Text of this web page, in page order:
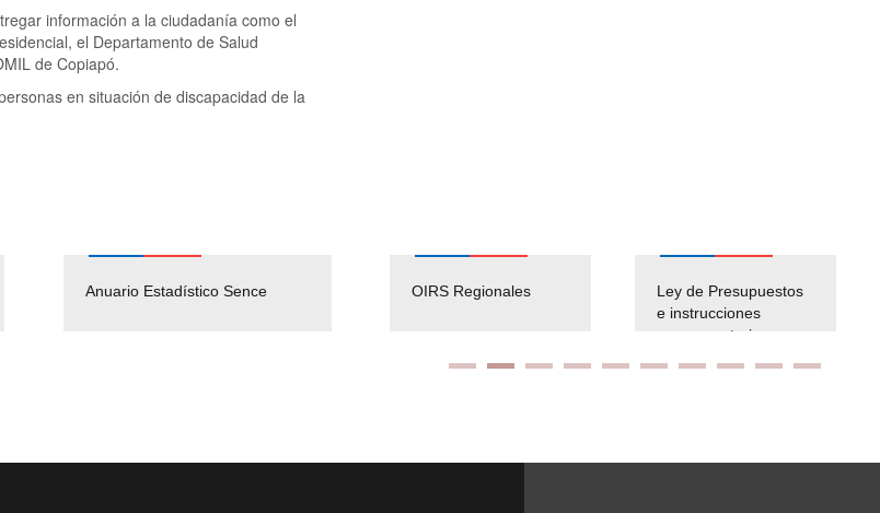
información a la ciudadanía como el
el Departamento de Salud
de Copiapó.
en situación de discapacidad de la
Anuario Estadístico Sence
Solicitud Audiencias y
OIRS Regionales
Ley de Presupuestos
e instrucciones
presuspuetarias